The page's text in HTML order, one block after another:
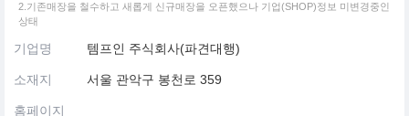
2.기존매장을 철수하고 새롭게 신규매장을 오픈했으나 기업(SHOP)정보 미변경중인
상태
기업명 템프인 주식회사(파견대행)
소재지 서울 관악구 봉천로 359
홈페이지